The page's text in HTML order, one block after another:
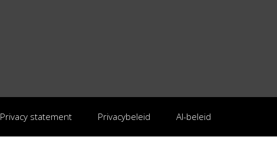
Privacy statement Privacybeleid AI-beleid